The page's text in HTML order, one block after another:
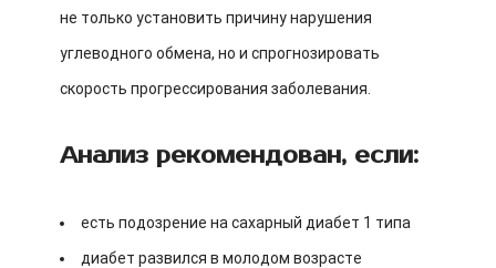
не только установить причину нарушения
углеводного обмена, но и спрогнозировать
скорость прогрессирования заболевания.
Анализ рекомендован, если:
есть подозрение на сахарный диабет 1 типа
диабет развился в молодом возрасте